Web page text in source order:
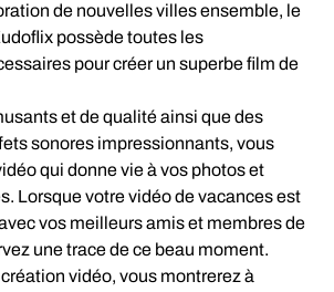
de nouvelles villes ensemble, le
possède toutes les
pour créer un superbe film de
et de qualité ainsi que des
sonores impressionnants, vous
qui donne vie à vos photos et
Lorsque votre vidéo de vacances est
vos meilleurs amis et membres de
une trace de ce beau moment.
vidéo, vous montrerez à